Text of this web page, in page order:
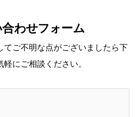
わせフォーム
てご不明な点がございましたら下
にご相談ください。